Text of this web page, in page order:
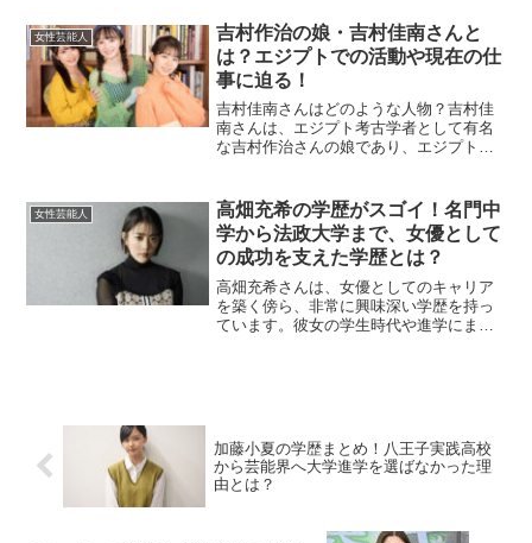
はじめSNSでの大人気を背景に、その活
動名である「景井ひ...
女性芸能人
吉村作治の娘・吉村佳南さんと
は？エジプトでの活動や現在の仕
事に迫る！
吉村佳南さんはどのような人物？吉村佳
南さんは、エジプト考古学者として有名
な吉村作治さんの娘であり、エジプトで
ジプト文化に親しんできました。その結
果、エジプトを拠点に女優...
女性芸能人
高畑充希の学歴がスゴイ！名門中
学から法政大学まで、女優として
の成功を支えた学歴とは？
高畑充希さんは、女優としてのキャリア
を築く傍ら、非常に興味深い学歴を持っ
ています。彼女の学生時代や進学にまつ
加藤小夏の学歴まとめ！八王子実践高校
から芸能界へ大学進学を選ばなかった理
由とは？